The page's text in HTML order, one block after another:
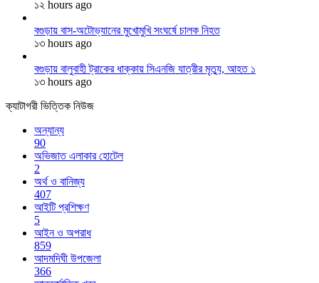
১২ hours ago
বগুড়ায় বাস-অটোভ্যানের মুখোমুখি সংঘর্ষে চালক নিহত
১৩ hours ago
বগুড়ায় বালুবাহী ট্রাকের ধাক্কায় সিএনজি যাত্রীর মৃত্যু, আহত ১
১৩ hours ago
ক্যাটাগরী ভিত্তিক নিউজ
অন্যান্য
90
অভিজাত এলাকার হোটেল
2
অর্থ ও বানিজ্য
407
আইটি প্রশিক্ষণ
5
আইন ও অপরাধ
859
আদমদিঘী উপজেলা
366